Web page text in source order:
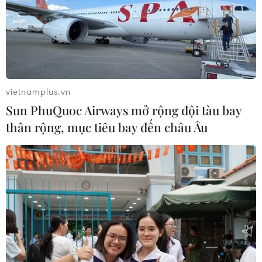
được điều trị bằng thuốc kháng HIV có tải lượng virus
dưới ngưỡng ức chế.
Phép thử trách nhiệm đối mặt với căn
vietnamplus.vn
Sun PhuQuoc Airways mở rộng đội tàu bay
thân rộng, mục tiêu bay đến châu Âu